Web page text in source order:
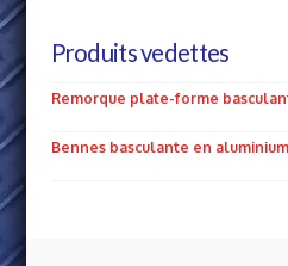
Produits vedettes
Remorque plate-forme
Bennes basculante en aluminium